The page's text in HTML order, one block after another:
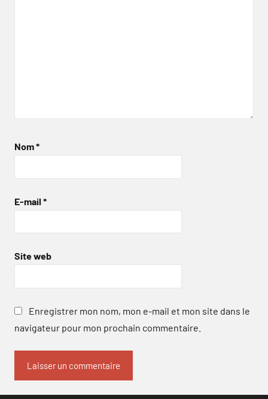
Nom*
E-mail *
Site web
Enregistrer mon nom, mon e-mail et mon site dans le
navigateur pour mon prochain commentaire.